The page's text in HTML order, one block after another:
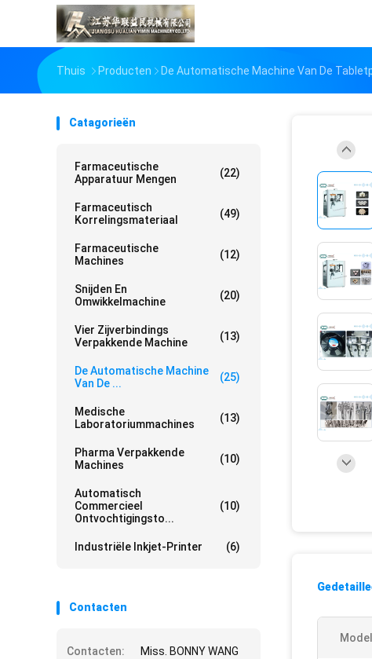
Thuis Producten De Automatische Machine Van De
Catagorieën
Farmaceutische
Apparatuur Mengen
(22)
Farmaceutisch
Korrelingsmateriaal
(49)
Farmaceutische
Machines
(12)
Snijden En
Omwikkelmachine
(20)
Vier Zijverbindings
Verpakkende Machine
(13)
De Automatische Machine
Van De ...
(25)
Medische
Laboratoriummachines
(13)
Pharma Verpakkende
Machines
(10)
Automatisch
Commercieel
Ontvochtigingsto...
(10)
Industriële Inkjet-Printer (6)
Contacten
Contacten:
Miss. BONNY WANG